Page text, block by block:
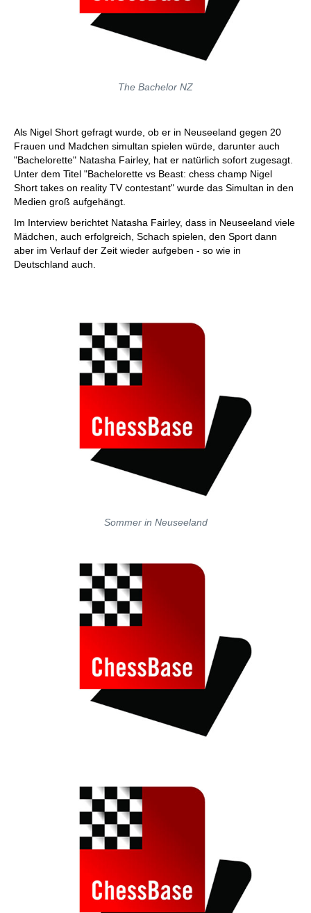
The Bachelor NZ
Als Nigel Short gefragt wurde, ob er in Neuseeland gegen 20
Frauen und Madchen simultan spielen würde, darunter auch
"Bachelorette" Natasha Fairley, hat er natürlich sofort zugesagt.
Unter dem Titel "Bachelorette vs Beast: chess champ Nigel
Short takes on reality TV contestant" wurde das Simultan in den
Medien groß aufgehängt.
Im Interview berichtet Natasha Fairley, dass in Neuseeland viele
Mädchen, auch erfolgreich, Schach spielen, den Sport dann
aber im Verlauf der Zeit wieder aufgeben - so wie in
Deutschland auch.
Sommer in Neuseeland